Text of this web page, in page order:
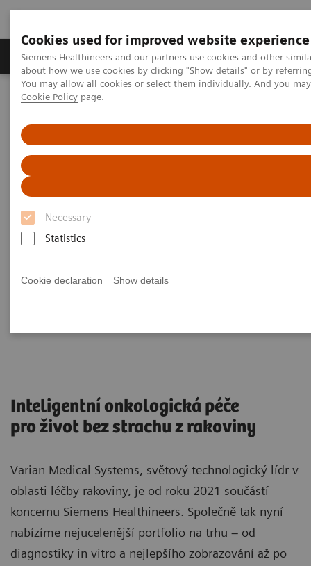
Cookies used for improved website experience
Siemens Healthineers and our partners use cookies and other
about how we use cookies by clicking "Show details" or by
You may allow all cookies or select them individually. And you
Cookie Policy page.
Necessary
Statistics
Cookie declaration Show details
Zobrazovací technika Laboratorní diagnostika
Home Zobrazovací technika
Inteligentní onkologická péče
pro život bez strachu z rakoviny
Varian Medical Systems, světový technologický lídr v
oblasti léčby rakoviny, je od roku 2021 součástí
koncernu Siemens Healthineers. Společně tak nyní
nabízíme nejucelenější portfolio na trhu – od
diagnostiky in vitro a nejlepšího zobrazování až po